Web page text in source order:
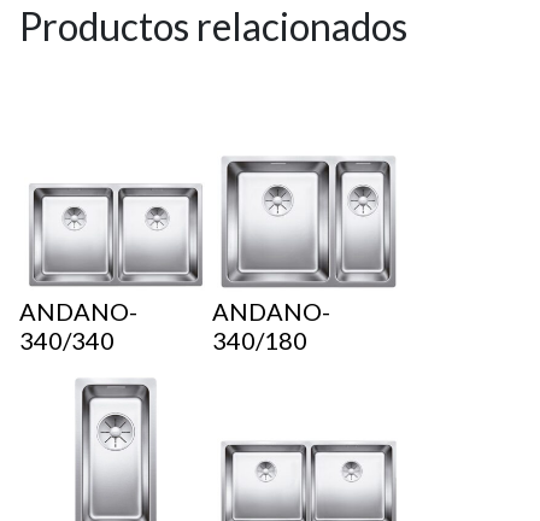
Productos relacionados
ANDANO-
340/340
ANDANO-
340/180